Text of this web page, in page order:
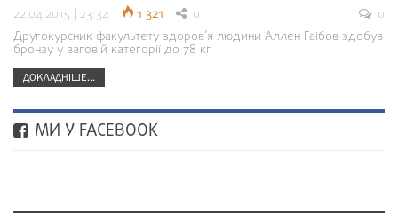
22.04.2015 | 23:34 1 321 0
0
Другокурсник факультету здоров’я людини Аллен Гаібов здобув
бронзу у ваговій категорії до 78 кг
ДОКЛАДНІШЕ...
МИ У FACEBOOK